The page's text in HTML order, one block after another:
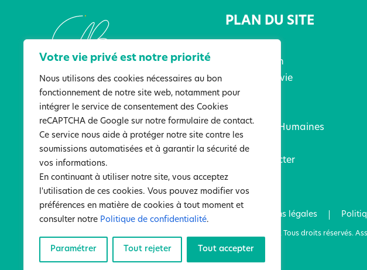
Votre vie privé est notre priorité
Nous utilisons des cookies nécessaires au bon
fonctionnement de notre site web, notamment pour
intégrer le service de consentement des Cookies
reCAPTCHA de Google sur notre formulaire de contact.
Ce service nous aide à protéger notre site contre les
soumissions automatisées et à garantir la sécurité de
vos informations.
En continuant à utiliser notre site, vous acceptez
l'utilisation de ces cookies. Vous pouvez modifier vos
préférences en matière de cookies à tout moment et
consulter notre Politique de confidentialité.
Paramétrer Tout rejeter Tout accepter
PLAN DU SITE
L’Association
Les lieux de vie
Les services
Actualités
Ressources Humaines
Participez
Nous contacter
Mentions légales
©2022 Tous droits réservés.